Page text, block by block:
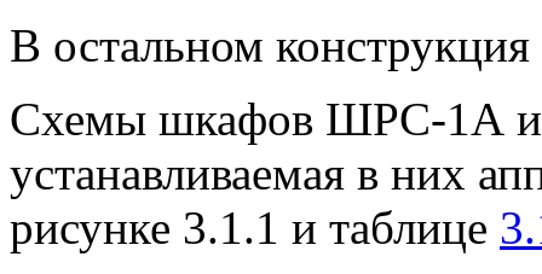
В остальном
Схемы шкафов ШРС-1А
устанавливаемая в них
рисунке 3.1.1 и таблице